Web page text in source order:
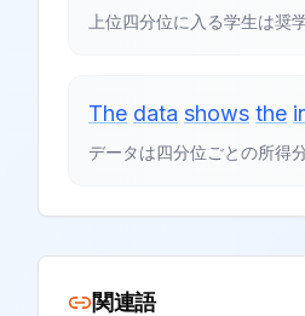
上位四分位に入る学生は奨
The data shows the
データは四分位ごとの所得
関連語